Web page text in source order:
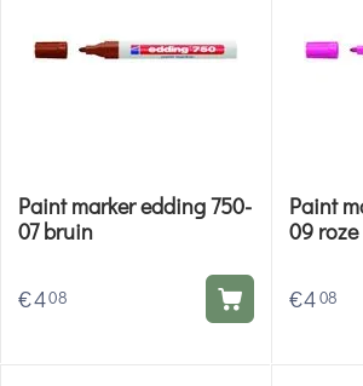
Paint marker edding 750-
07 bruin
€408
Paint
09 roze
€408